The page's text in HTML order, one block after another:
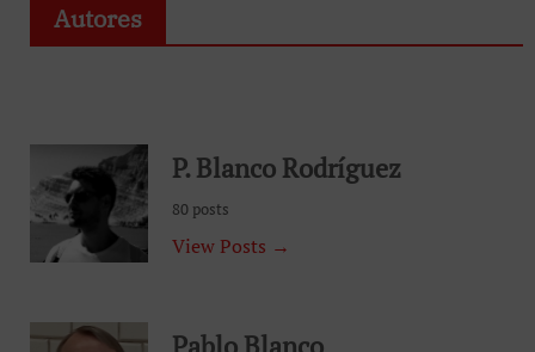
Autores
P. Blanco Rodríguez
80 posts
View Posts →